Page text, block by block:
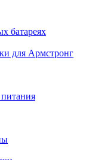
батареях
для Армстронг